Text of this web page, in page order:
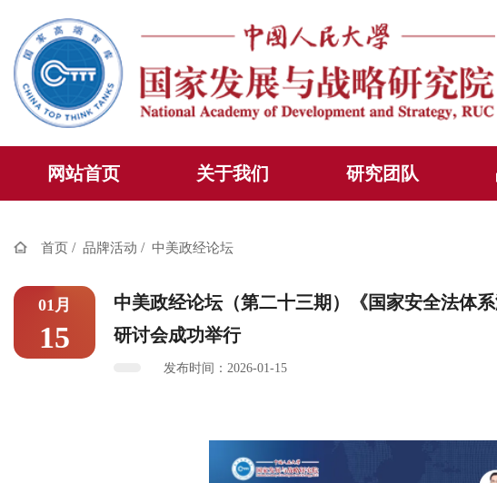
网站首页 关于我们 研究团队
首页 / 品牌活动 / 中美政经论坛
01月
15
中美政经论坛（第二十三期）《国家安全法体
研讨会成功举行
发布时间：2026-01-15